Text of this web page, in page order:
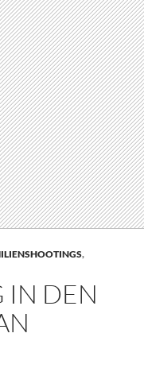
,
IN DEN